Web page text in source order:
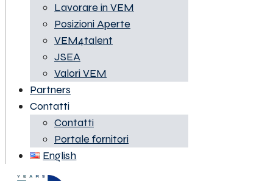
Lavorare in VEM
Posizioni Aperte
VEM4talent
JSEA
Valori VEM
Partners
Contatti
Contatti
Portale fornitori
English